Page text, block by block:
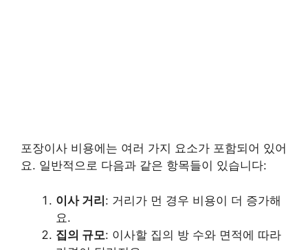
포장이사 비용에는 여러 가지 요소가 포함되어 있어
요. 일반적으로 다음과 같은 항목들이 있습니다:
이사 거리: 거리가 먼 경우 비용이 더 증가해
요.
집의 규모: 이사할 집의 방 수와 면적에 따라